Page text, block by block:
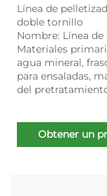
Línea de
doble tornillo
Nombre: Línea
Materiales
agua mineral,
para ensaladas,
del
Obtener un